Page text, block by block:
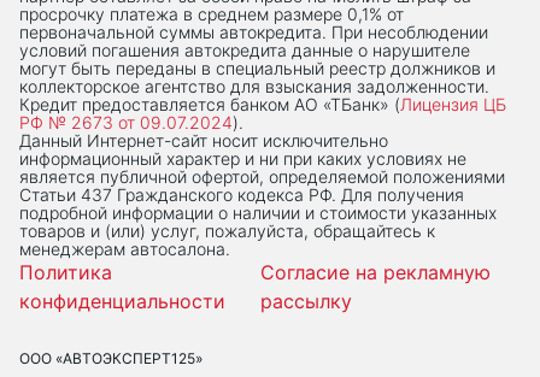
просрочку платежа в среднем размере 0,1% от
первоначальной суммы автокредита. При несоблюдении
условий погашения автокредита данные о нарушителе
могут быть переданы в специальный реестр должников и
коллекторское агентство для взыскания задолженности.
Кредит предоставляется банком АО «ТБанк» (Лицензия ЦБ
РФ № 2673 от 09.07.2024).
Данный Интернет-сaйт носит исключительно
информационный характер и ни при каких условиях не
является публичной офертой, определяемой положениями
Статьи 437 Гражданского кодекса РФ. Для получения
подробной информации о наличии и стоимости указанных
товаров и (или) услуг, пожалуйста, обращайтесь к
менеджерам автосалона.
Политика
конфиденциальности
Согласие на рекламную
рассылку
ООО «АВТОЭКСПЕРТ125»